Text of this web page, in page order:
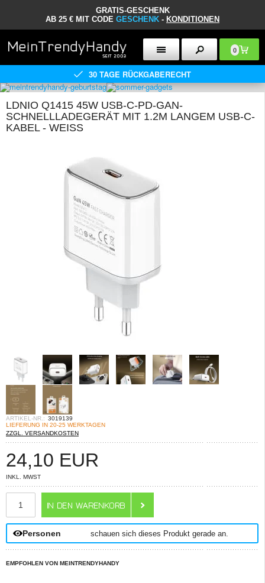
GRATIS-GESCHENK
AB 25 € MIT CODE GESCHENK - KONDITIONEN
0
30 TAGE RÜCKGABERECHT
LDNIO Q1415 45W USB-C-PD-GAN-
SCHNELLLADEGERÄT MIT 1.2M LANGEM USB-C-
KABEL - WEISS
ARTIKEL-NR.: 3019139
LIEFERUNG IN 20-25 WERKTAGEN
ZZGL. VERSANDKOSTEN
24,10 EUR
INKL. MWST
Personen schauen sich dieses Produkt gerade an.
EMPFOHLEN VON MEINTRENDYHANDY